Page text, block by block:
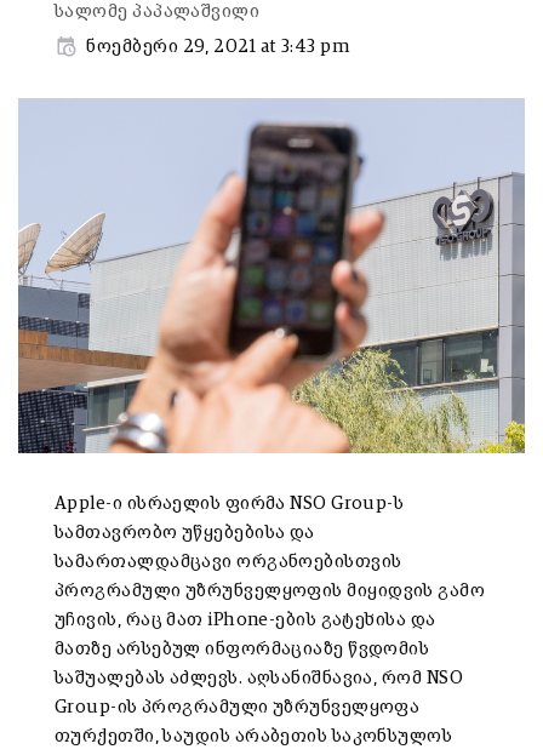
სალომე პაპალაშვილი
ნოემბერი 29, 2021 at 3:43 pm
Apple-ი ისრაელის ფირმა NSO Group-ს
სამთავრობო უწყებებისა და
სამართალდამცავი ორგანოებისთვის
პროგრამული უზრუნველყოფის მიყიდვის გამო
უჩივის, რაც მათ iPhone-ების გატეხისა და
მათზე არსებულ ინფორმაციაზე წვდომის
საშუალებას აძლევს. აღსანიშნავია, რომ NSO
Group-ის პროგრამული უზრუნველყოფა
თურქეთში, საუდის არაბეთის საკონსულოს